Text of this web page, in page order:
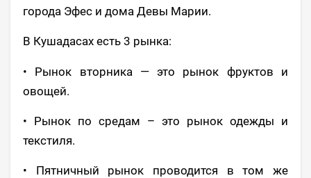
города Эфес и дома Девы Марии.
В Кушадасах есть 3 рынка:
• Рынок вторника — это рынок фруктов и
овощей.
• Рынок по средам – это рынок одежды и
текстиля.
• Пятничный рынок проводится в том же